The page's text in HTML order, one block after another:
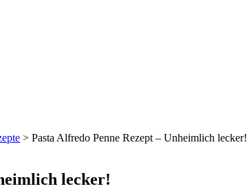
> Pasta Alfredo Penne Rezept – Unheimlich lecker!
lecker!